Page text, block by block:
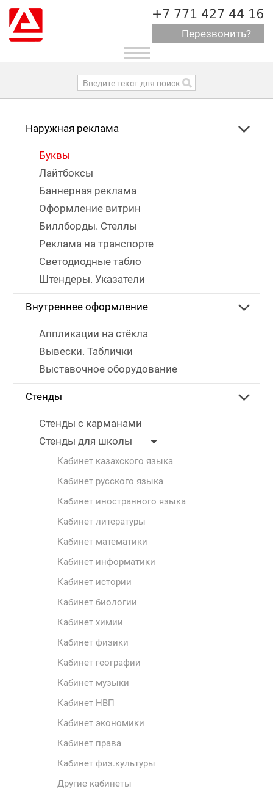
+7 771 427 44 16
Перезвонить?
Toggle
navigation
Наружная реклама
Буквы
Лайтбоксы
Баннерная реклама
Оформление витрин
Биллборды. Стеллы
Реклама на транспорте
Светодиодные табло
Штендеры. Указатели
Внутреннее оформление
Аппликации на стёкла
Вывески. Таблички
Выставочное оборудование
Стенды
Стенды с карманами
Стенды для школы
Кабинет казахского языка
Кабинет русского языка
Кабинет иностранного языка
Кабинет литературы
Кабинет математики
Кабинет информатики
Кабинет истории
Кабинет биологии
Кабинет химии
Кабинет физики
Кабинет географии
Кабинет музыки
Кабинет НВП
Кабинет экономики
Кабинет права
Кабинет физ.культуры
Другие кабинеты